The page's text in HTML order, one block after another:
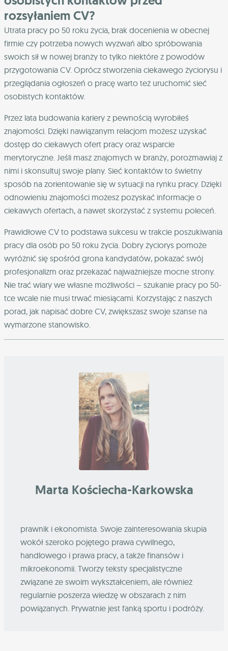
rozsyłaniem CV?
Utrata pracy po 50 roku życia, brak docenienia w obecnej
firmie czy potrzeba nowych wyzwań albo spróbowania
swoich sił w nowej branży to tylko niektóre z powodów
przygotowania CV. Oprócz stworzenia ciekawego życiorysu i
przeglądania ogłoszeń o pracę warto też uruchomić sieć
osobistych kontaktów.
Przez lata budowania kariery z pewnością wyrobiłeś
znajomości. Dzięki nawiązanym relacjom możesz uzyskać
dostęp do ciekawych ofert pracy oraz wsparcie
merytoryczne. Jeśli masz znajomych w branży, porozmawiaj z
nimi i skonsultuj swoje plany. Sieć kontaktów to świetny
sposób na zorientowanie się w sytuacji na rynku pracy. Dzięki
odnowieniu znajomości możesz pozyskać informacje o
ciekawych ofertach, a nawet skorzystać z systemu poleceń.
Prawidłowe CV to podstawa sukcesu w trakcie poszukiwania
pracy dla osób po 50 roku życia. Dobry życiorys pomoże
wyróżnić się spośród grona kandydatów, pokazać swój
profesjonalizm oraz przekazać najważniejsze mocne strony.
Nie trać wiary we własne możliwości – szukanie pracy po 50-
tce wcale nie musi trwać miesiącami. Korzystając z naszych
porad, jak napisać dobre CV, zwiększasz swoje szanse na
wymarzone stanowisko.
Marta Kościecha-Karkowska
prawnik i ekonomista. Swoje zainteresowania skupia
wokół szeroko pojętego prawa cywilnego,
handlowego i prawa pracy, a także finansów i
mikroekonomii. Tworzy teksty specjalistyczne
związane ze swoim wykształceniem, ale również
regularnie poszerza wiedzę w obszarach z nim
powiązanych. Prywatnie jest fanką sportu i podróży.